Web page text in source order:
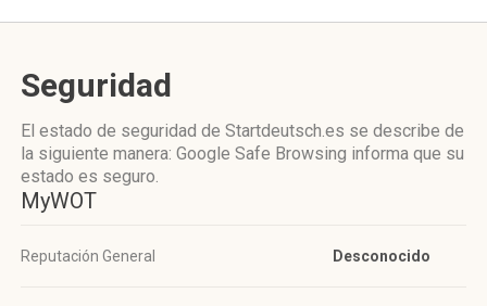
Seguridad
El estado de seguridad de Startdeutsch.es se describe de
la siguiente manera: Google Safe Browsing informa que su
estado es seguro.
MyWOT
Reputación General Desconocido